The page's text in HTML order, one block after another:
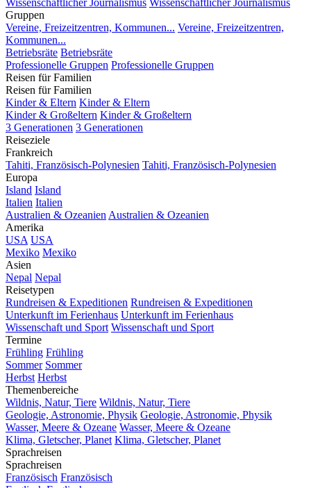
Gruppen
Vereine, Freizeitzentren, Kommunen... Vereine, Freizeitzentren,
Kommunen...
Betriebsräte Betriebsräte
Professionelle Gruppen Professionelle Gruppen
Reisen für Familien
Reisen für Familien
Kinder & Eltern Kinder & Eltern
Kinder & Großeltern Kinder & Großeltern
3 Generationen 3 Generationen
Reiseziele
Frankreich
Tahiti, Französisch-Polynesien Tahiti, Französisch-Polynesien
Europa
Island Island
Italien Italien
Australien & Ozeanien Australien & Ozeanien
Amerika
USA USA
Mexiko Mexiko
Asien
Nepal Nepal
Reisetypen
Rundreisen & Expeditionen Rundreisen & Expeditionen
Unterkunft im Ferienhaus Unterkunft im Ferienhaus
Wissenschaft und Sport Wissenschaft und Sport
Termine
Frühling Frühling
Sommer Sommer
Herbst Herbst
Themenbereiche
Wildnis, Natur, Tiere Wildnis, Natur, Tiere
Geologie, Astronomie, Physik Geologie, Astronomie, Physik
Wasser, Meere & Ozeane Wasser, Meere & Ozeane
Klima, Gletscher, Planet Klima, Gletscher, Planet
Sprachreisen
Sprachreisen
Französisch Französisch